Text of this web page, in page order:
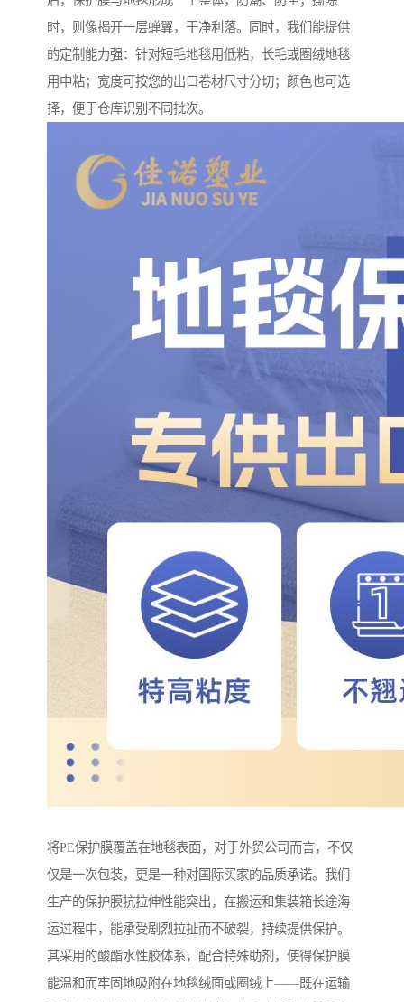
时，则像揭开一层蝉翼，干净利落。同时，我们能提供
的定制能力强：针对短毛地毯用低粘，长毛或圈绒地毯
用中粘；宽度可按您的出口卷材尺寸分切；颜色也可选
择，便于仓库识别不同批次。
将PE保护膜覆盖在地毯表面，对于外贸公司而言，不仅
仅是一次包装，更是一种对国际买家的品质承诺。我们
生产的保护膜抗拉伸性能突出，在搬运和集装箱长途海
运过程中，能承受剧烈拉扯而不破裂，持续提供保护。
其采用的酸酯水性胶体系，配合特殊助剂，使得保护膜
能温和而牢固地吸附在地毯绒面或圈绒上——既在运输